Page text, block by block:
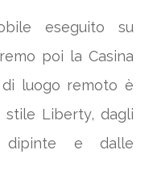
eseguito su
poi la Casina
luogo remoto è
Liberty, dagli
dipinte e dalle